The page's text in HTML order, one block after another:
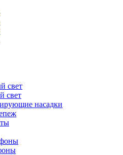
свет
свет
насадки